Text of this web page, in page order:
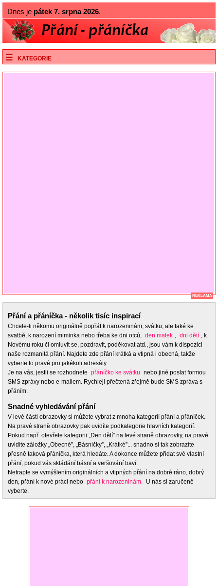
Dnes je pátek 7. srpna 2026.
KATEGORIE
REKLAMA
Přání a přáníčka - několik tisíc inspirací
Chcete-li někomu originálně popřát k narozeninám, svátku, ale také ke
svatbě, k narození miminka nebo třeba ke dni otců, den matek , dni dětí , k
Novému roku či omluvit se, pozdravit, poděkovat atd., jsou vám k dispozici
naše rozmanitá přání. Najdete zde přání krátká a vtipná i obecná, takže
vyberte to pravé pro jakékoli adresáty.
Je na vás, jestli se rozhodnete přáníčko ke svátku nebo jiné poslat formou
SMS zprávy nebo e-mailem. Rychleji přečtená zřejmě bude SMS zpráva s
přáním.
Snadné vyhledávání přání
V levé části obrazovky si můžete vybrat z mnoha kategorií přání a přáníček.
Na pravé straně obrazovky pak uvidíte podkategorie hlavních kategorií.
Pokud např. otevřete kategorii „Den dětí” na levé straně obrazovky, na pravé
uvidíte záložky „Obecné”, „Básničky”, „Krátké”... snadno si tak zobrazíte
přesně taková přáníčka, která hledáte. A dokonce můžete přidat své vlastní
přání, pokud vás skládání básní a veršování baví.
Netrapte se vymýšlením originálních a vtipných přání na dobré ráno, dobrý
den, přání k nové práci nebo přání k narozeninám. U nás si zaručeně
vyberte.